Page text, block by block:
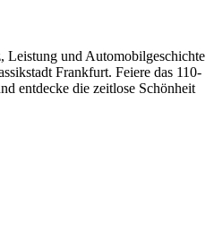
Leistung und Automobilgeschichte
Frankfurt. Feiere das 110-
entdecke die zeitlose Schönheit